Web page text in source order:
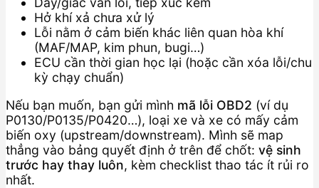
Hở khí xả chưa xử lý
Lỗi nằm ở cảm biến khác liên quan hòa khí
(MAF/MAP, kim phun, bugi…)
ECU cần thời gian học lại (hoặc cần xóa lỗi/chu
kỳ chạy chuẩn)
Nếu bạn muốn, bạn gửi mình mã lỗi OBD2 (ví dụ
P0130/P0135/P0420…), loại xe và xe có mấy cảm
biến oxy (upstream/downstream). Mình sẽ map
thẳng vào bảng quyết định ở trên để chốt: vệ sinh
trước hay thay luôn, kèm checklist thao tác ít rủi ro
nhất.